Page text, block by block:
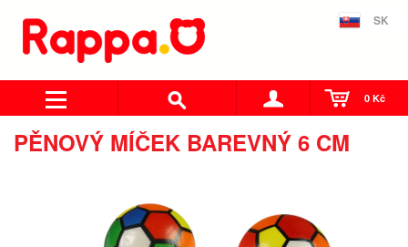
SK
0 Kč
PĚNOVÝ MÍČEK BAREVNÝ 6 CM